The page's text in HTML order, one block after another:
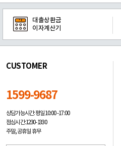
대출상환금
이자계산기
CUSTOMER
1599-9687
상담가능시간: 평일10:00 -17:00
점심시간: 12:30 - 13:30
주말, 공휴일 휴무